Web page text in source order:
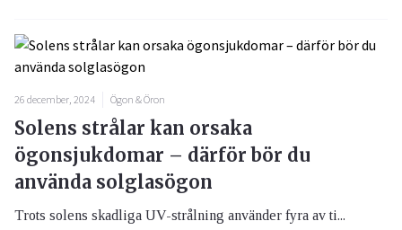
26 december, 2024 Ögon & Öron
Solens strålar kan orsaka
ögonsjukdomar – därför bör du
använda solglasögon
Trots solens skadliga UV-strålning använder fyra av ti...